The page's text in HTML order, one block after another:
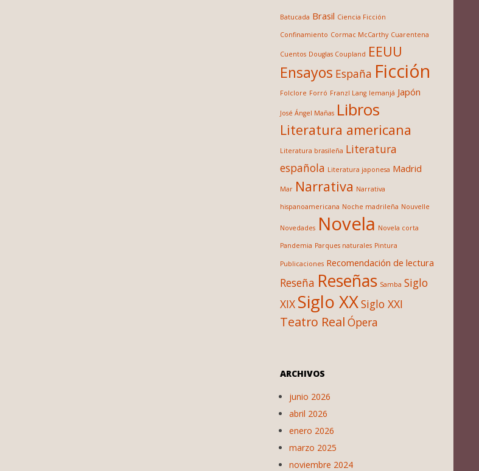
Batucada Brasil Ciencia Ficción
Confinamiento Cormac McCarthy Cuarentena
Cuentos Douglas Coupland EEUU
Ensayos España Ficción
Folclore Forró Franzl Lang Iemanjá Japón
José Ángel Mañas Libros
Literatura americana
Literatura brasileña Literatura
española Literatura japonesa Madrid
Mar Narrativa Narrativa
hispanoamericana Noche madrileña Nouvelle
Novedades Novela Novela corta
Pandemia Parques naturales Pintura
Publicaciones Recomendación de lectura
Reseña Reseñas Samba Siglo
XIX Siglo XXSiglo XXI
Teatro Real Ópera
ARCHIVOS
junio 2026
abril 2026
enero 2026
marzo 2025
noviembre 2024